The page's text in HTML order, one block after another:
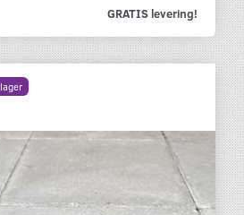
GRATIS levering!